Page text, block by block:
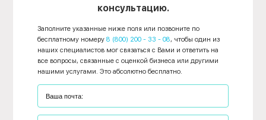
консультацию.
Заполните указанные ниже поля или позвоните по
бесплатному номеру 8 (800) 200 - 33 - 08, чтобы один из
наших специалистов мог связаться с Вами и ответить на
все вопросы, связанные с оценкой бизнеса или другими
нашими услугами. Это абсолютно бесплатно.